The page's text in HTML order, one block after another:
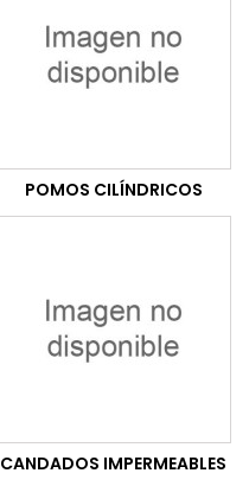
POMOS CILÍNDRICOS
CANDADOS IMPERMEABLES